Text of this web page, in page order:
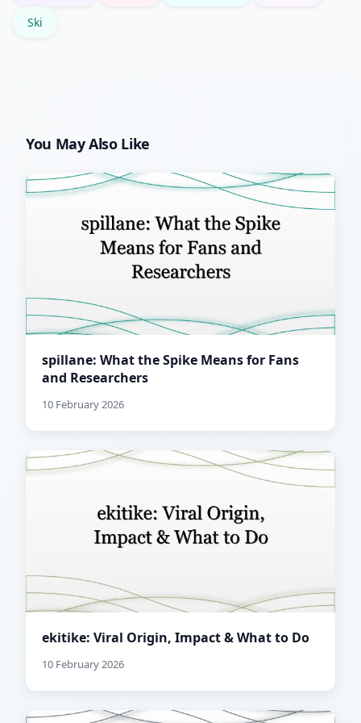
Ski
You May Also Like
spillane: What the Spike Means for Fans
and Researchers
10 February 2026
ekitike: Viral Origin, Impact & What to Do
10 February 2026